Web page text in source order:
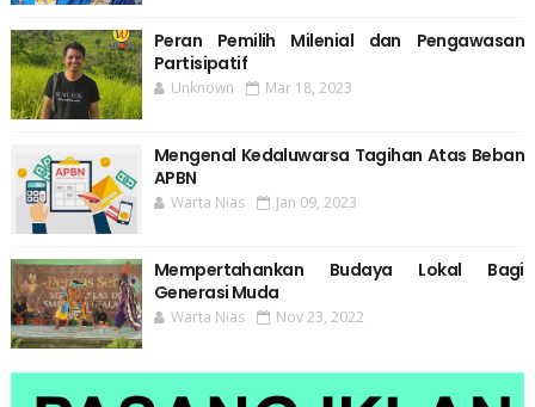
Peran Pemilih Milenial dan Pengawasan
Partisipatif
Unknown Mar 18, 2023
Mengenal Kedaluwarsa Tagihan Atas Beban
APBN
Warta Nias Jan 09, 2023
Mempertahankan Budaya Lokal Bagi
Generasi Muda
Warta Nias Nov 23, 2022